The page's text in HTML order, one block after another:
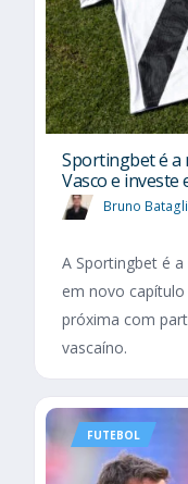
Sportingbet é a
Vasco e investe
Bruno
A Sportingbet é
em novo
próxima com
vascaíno.
FUTEBOL